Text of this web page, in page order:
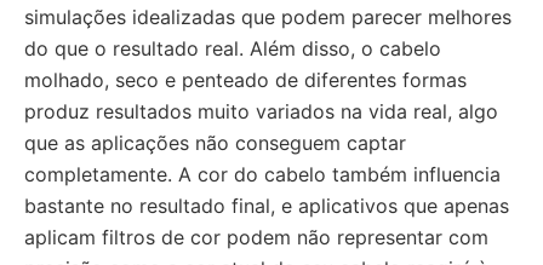
simulações idealizadas que podem parecer melhores
do que o resultado real. Além disso, o cabelo
molhado, seco e penteado de diferentes formas
produz resultados muito variados na vida real, algo
que as aplicações não conseguem captar
completamente. A cor do cabelo também influencia
bastante no resultado final, e aplicativos que apenas
aplicam filtros de cor podem não representar com